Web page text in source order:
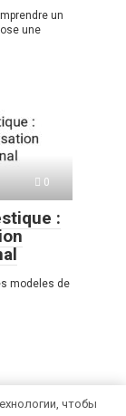
un
une
0
:
modeles de
чтобы